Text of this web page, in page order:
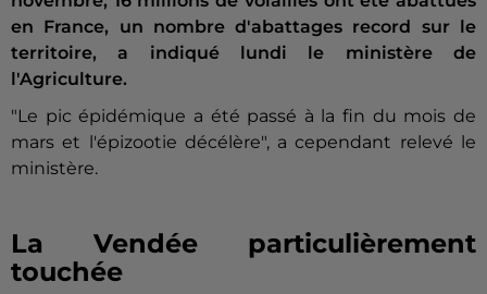
en France, un nombre d'abattages record sur le
territoire, a indiqué lundi le ministère de
l'Agriculture.
"Le pic épidémique a été passé à la fin du mois de
mars et l'épizootie décélère", a cependant relevé le
ministère.
La Vendée particulièrement
touchée